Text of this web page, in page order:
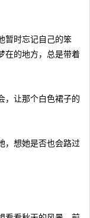
暂时忘记自己的笨
在的地方，总是带着
，让那个白色裙子的
，想她是否也会路过